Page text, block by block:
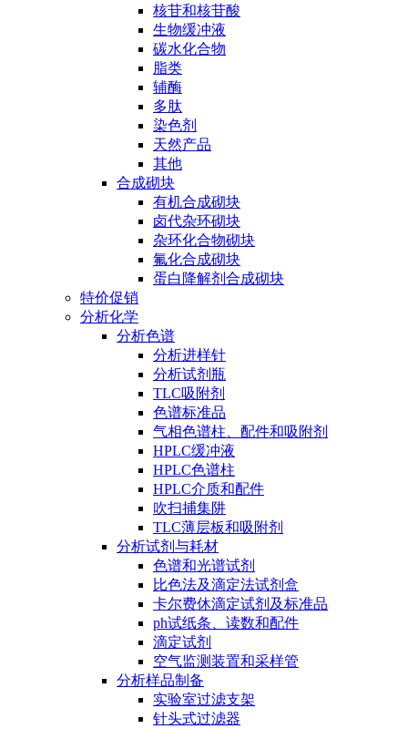
核苷和核苷酸
生物缓冲液
碳水化合物
脂类
辅酶
多肽
染色剂
天然产品
其他
合成砌块
有机合成砌块
卤代杂环砌块
杂环化合物砌块
氟化合成砌块
蛋白降解剂合成砌块
特价促销
分析化学
分析色谱
分析进样针
分析试剂瓶
TLC吸附剂
色谱标准品
气相色谱柱、配件和吸附剂
HPLC缓冲液
HPLC色谱柱
HPLC介质和配件
吹扫捕集阱
TLC薄层板和吸附剂
分析试剂与耗材
色谱和光谱试剂
比色法及滴定法试剂盒
卡尔费休滴定试剂及标准品
ph试纸条、读数和配件
滴定试剂
空气监测装置和采样管
分析样品制备
实验室过滤支架
针头式过滤器